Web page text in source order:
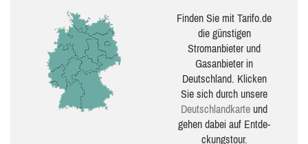
Finden Sie mit Tarifo.de
die güns­ti­gen
Stromanbieter und
Gasanbieter in
Deutschland. Klicken
Sie sich durch unsere
Deutsch­land­karte und
gehen dabei auf Ent­de­
ckungs­tour.